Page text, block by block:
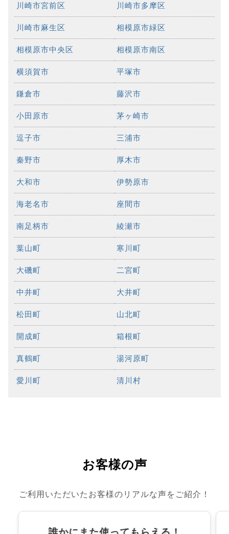
川崎市宮前区 川崎市多摩区
川崎市麻生区 相模原市緑区
相模原市中央区 相模原市南区
横須賀市 平塚市
鎌倉市 藤沢市
小田原市 茅ヶ崎市
逗子市 三浦市
秦野市 厚木市
大和市 伊勢原市
海老名市 座間市
南足柄市 綾瀬市
葉山町 寒川町
大磯町 二宮町
中井町 大井町
松田町 山北町
開成町 箱根町
真鶴町 湯河原町
愛川町 清川村
お客様の声
ご利用いただいたお客様のリアルな声をご紹介！